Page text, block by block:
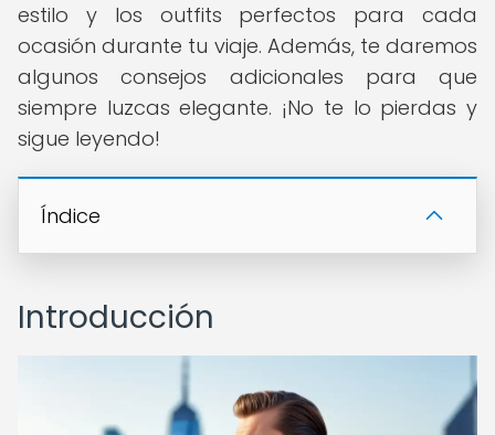
estilo y los outfits perfectos para cada
ocasión durante tu viaje. Además, te daremos
algunos consejos adicionales para que
siempre luzcas elegante. ¡No te lo pierdas y
sigue leyendo!
Índice
Introducción